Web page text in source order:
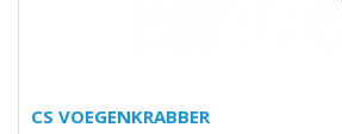
CS VOEGENKRABBER